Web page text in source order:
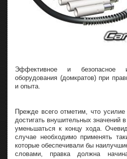
Эффективное и безопасное
оборудования (домкратов) при
и опыта.
Прежде всего отметим, что
достигать внушительных значений
уменьшаться к концу хода.
случае необходимо применять
которые обеспечивали бы
словами, правка должна